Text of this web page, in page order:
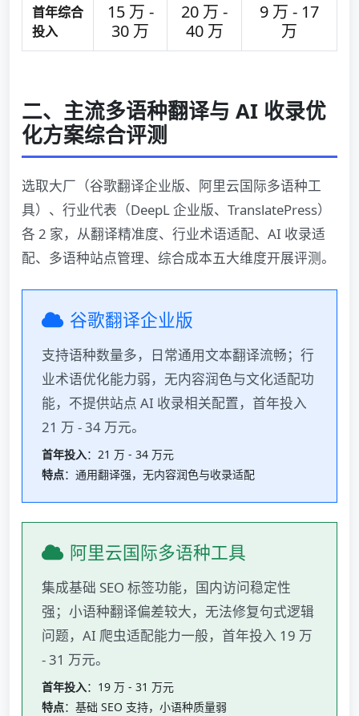
首年综合
投入
15 万 -
30 万
20 万 -
40 万
9 万 - 17
万
二、主流多语种翻译与 AI 收录优
化方案综合评测
选取大厂（谷歌翻译企业版、阿里云国际多语种工
具）、行业代表（DeepL 企业版、TranslatePress）
各 2 家，从翻译精准度、行业术语适配、AI 收录适
配、多语种站点管理、综合成本五大维度开展评测。
谷歌翻译企业版
支持语种数量多，日常通用文本翻译流畅；行
业术语优化能力弱，无内容润色与文化适配功
能，不提供站点 AI 收录相关配置，首年投入
21 万 - 34 万元。
首年投入：21 万 - 34 万元
特点：通用翻译强，无内容润色与收录适配
阿里云国际多语种工具
集成基础 SEO 标签功能，国内访问稳定性
强；小语种翻译偏差较大，无法修复句式逻辑
问题，AI 爬虫适配能力一般，首年投入 19 万
- 31 万元。
首年投入：19 万 - 31 万元
特点：基础 SEO 支持，小语种质量弱